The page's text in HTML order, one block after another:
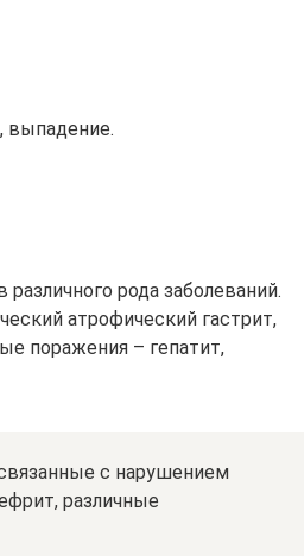
выпадение.
рода заболеваний.
атрофический гастрит,
поражения – гепатит,
с нарушением
различные